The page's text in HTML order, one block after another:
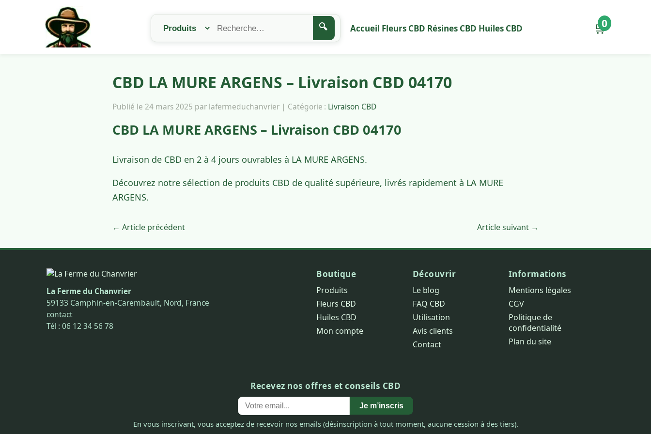
🔍 Accueil Fleurs CBD Résines CBD Huiles CBD 🛒
0
CBD LA MURE ARGENS – Livraison CBD 04170
Publié le 24 mars 2025 par lafermeduchanvrier | Catégorie : Livraison CBD
CBD LA MURE ARGENS – Livraison CBD 04170
Livraison de CBD en 2 à 4 jours ouvrables à LA MURE ARGENS.
Découvrez notre sélection de produits CBD de qualité supérieure, livrés rapidement à LA MURE
ARGENS.
← Article précédent Article suivant →
La Ferme du Chanvrier
59133 Camphin-en-Carembault, Nord, France
contact
Tél : 06 12 34 56 78
Boutique
Produits
Fleurs CBD
Huiles CBD
Mon compte
Découvrir
Le blog
FAQ CBD
Utilisation
Avis clients
Contact
Informations
Mentions légales
CGV
Politique de
confidentialité
Plan du site
Recevez nos offres et conseils CBD
Je m’inscris
En vous inscrivant, vous acceptez de recevoir nos emails (désinscription à tout moment, aucune cession à des tiers).